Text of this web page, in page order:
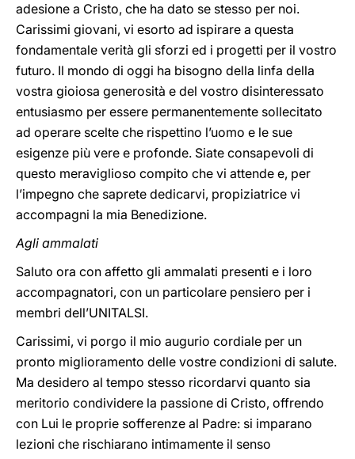
adesione a Cristo, che ha dato se stesso per noi.
Carissimi giovani, vi esorto ad ispirare a questa
fondamentale verità gli sforzi ed i progetti per il vostro
futuro. Il mondo di oggi ha bisogno della linfa della
vostra gioiosa generosità e del vostro disinteressato
entusiasmo per essere permanentemente sollecitato
ad operare scelte che rispettino l’uomo e le sue
esigenze più vere e profonde. Siate consapevoli di
questo meraviglioso compito che vi attende e, per
l’impegno che saprete dedicarvi, propiziatrice vi
accompagni la mia Benedizione.
Agli ammalati
Saluto ora con affetto gli ammalati presenti e i loro
accompagnatori, con un particolare pensiero per i
membri dell’UNITALSI.
Carissimi, vi porgo il mio augurio cordiale per un
pronto miglioramento delle vostre condizioni di salute.
Ma desidero al tempo stesso ricordarvi quanto sia
meritorio condividere la passione di Cristo, offrendo
con Lui le proprie sofferenze al Padre: si imparano
lezioni che rischiarano intimamente il senso